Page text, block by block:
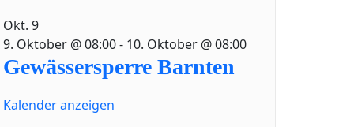
Okt. 9
9. Oktober @ 08:00- 10. Oktober @ 08:00
Gewässersperre Barnten
Kalender anzeigen